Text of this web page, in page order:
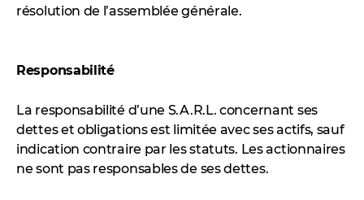
résolution de l’assemblée générale.
Responsabilité
La responsabilité d’une S.A.R.L. concernant ses
dettes et obligations est limitée avec ses actifs, sauf
indication contraire par les statuts. Les actionnaires
ne sont pas responsables de ses dettes.